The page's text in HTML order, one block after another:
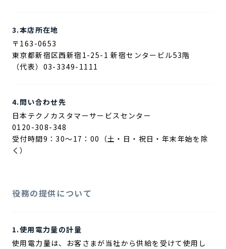
3.本店所在地
〒163-0653
東京都新宿区西新宿1-25-1 新宿センタービル53階
（代表）03-3349-1111
4.問い合わせ先
日本テクノカスタマーサービスセンター
0120-308-348
受付時間9：30～17：00（土・日・祝日・年末年始を除
く）
役務の提供について
1.使用電力量の計量
使用電力量は、お客さまが当社から供給を受けて使用し